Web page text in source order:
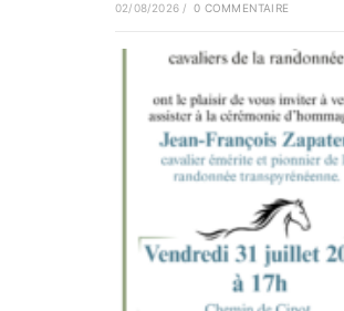
02/08/2026 / 0 COMMENTAIRE